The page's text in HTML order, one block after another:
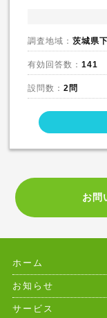
調査地域： 茨城県
有効回答数： 141
設問数： 2問
お問
ホーム
お知らせ
サービス